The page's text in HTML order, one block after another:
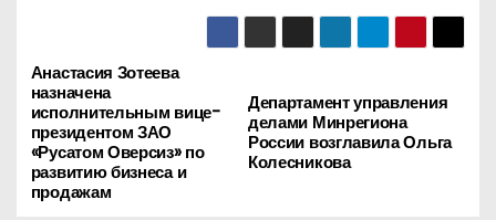
Н
а
в
Департамент управления
делами Минрегиона
России возглавила Ольга
Колесникова
Анастасия Зотеева
назначена
исполнительным вице-
президентом ЗАО
«Русатом Оверсиз» по
развитию бизнеса и
продажам